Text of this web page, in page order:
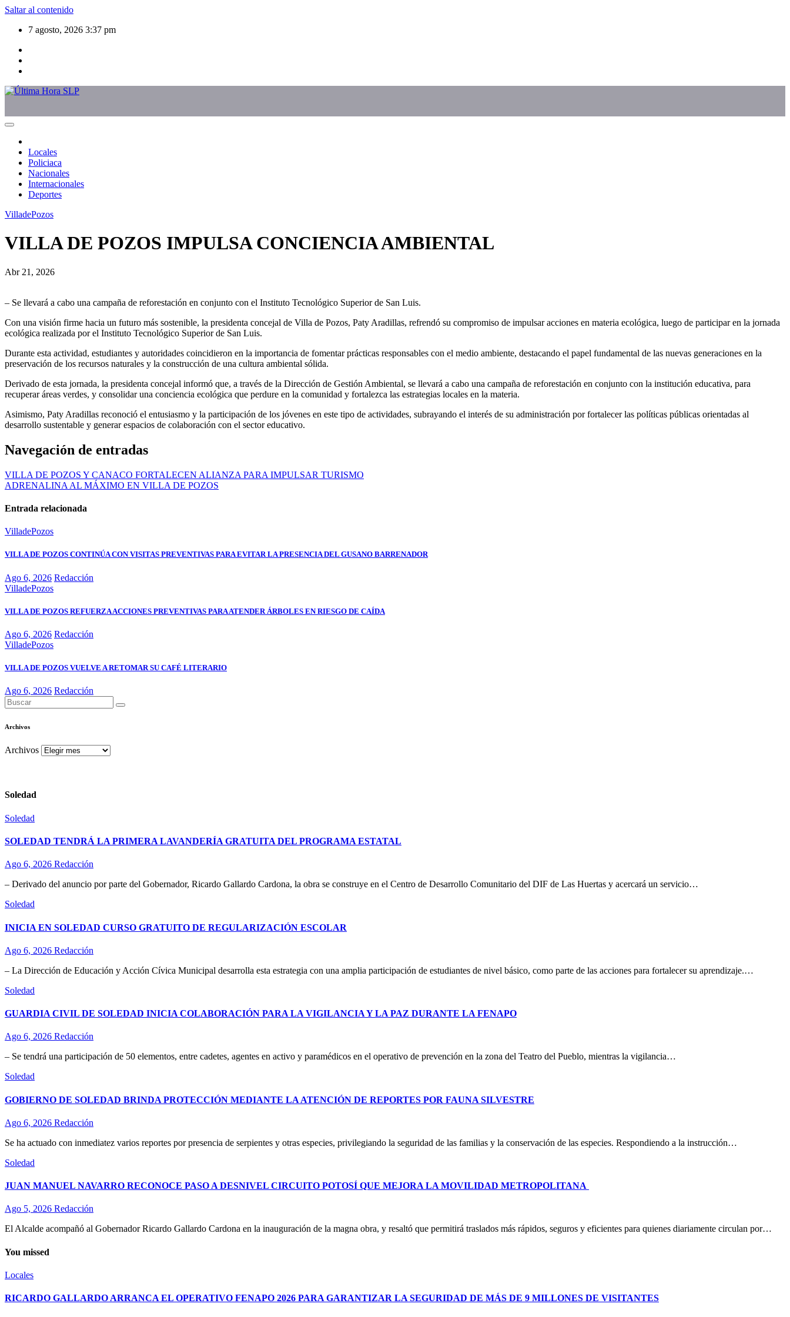
Saltar al contenido
7 agosto, 2026 3:37 pm
Locales
Policiaca
Nacionales
Internacionales
Deportes
VilladePozos
VILLA DE POZOS IMPULSA CONCIENCIA AMBIENTAL
Abr 21, 2026
– Se llevará a cabo una campaña de reforestación en conjunto con el Instituto Tecnológico Superior de San Luis.
Con una visión firme hacia un futuro más sostenible, la presidenta concejal de Villa de Pozos, Paty Aradillas, refrendó su compromiso de impulsar acciones en materia ecológica, luego de participar en la jornada
ecológica realizada por el Instituto Tecnológico Superior de San Luis.
Durante esta actividad, estudiantes y autoridades coincidieron en la importancia de fomentar prácticas responsables con el medio ambiente, destacando el papel fundamental de las nuevas generaciones en la
preservación de los recursos naturales y la construcción de una cultura ambiental sólida.
Derivado de esta jornada, la presidenta concejal informó que, a través de la Dirección de Gestión Ambiental, se llevará a cabo una campaña de reforestación en conjunto con la institución educativa, para
recuperar áreas verdes, y consolidar una conciencia ecológica que perdure en la comunidad y fortalezca las estrategias locales en la materia.
Asimismo, Paty Aradillas reconoció el entusiasmo y la participación de los jóvenes en este tipo de actividades, subrayando el interés de su administración por fortalecer las políticas públicas orientadas al
desarrollo sustentable y generar espacios de colaboración con el sector educativo.
Navegación de entradas
VILLA DE POZOS Y CANACO FORTALECEN ALIANZA PARA IMPULSAR TURISMO
ADRENALINA AL MÁXIMO EN VILLA DE POZOS
Entrada relacionada
VilladePozos
VILLA DE POZOS CONTINÚA CON VISITAS PREVENTIVAS PARA EVITAR LA PRESENCIA DEL GUSANO BARRENADOR
Ago 6, 2026 Redacción
VilladePozos
VILLA DE POZOS REFUERZA ACCIONES PREVENTIVAS PARA ATENDER ÁRBOLES EN RIESGO DE CAÍDA
Ago 6, 2026 Redacción
VilladePozos
VILLA DE POZOS VUELVE A RETOMAR SU CAFÉ LITERARIO
Ago 6, 2026 Redacción
Archivos
Archivos
Soledad
Soledad
SOLEDAD TENDRÁ LA PRIMERA LAVANDERÍA GRATUITA DEL PROGRAMA ESTATAL
Ago 6, 2026 Redacción
– Derivado del anuncio por parte del Gobernador, Ricardo Gallardo Cardona, la obra se construye en el Centro de Desarrollo Comunitario del DIF de Las Huertas y acercará un servicio…
Soledad
INICIA EN SOLEDAD CURSO GRATUITO DE REGULARIZACIÓN ESCOLAR
Ago 6, 2026 Redacción
– La Dirección de Educación y Acción Cívica Municipal desarrolla esta estrategia con una amplia participación de estudiantes de nivel básico, como parte de las acciones para fortalecer su aprendizaje.…
Soledad
GUARDIA CIVIL DE SOLEDAD INICIA COLABORACIÓN PARA LA VIGILANCIA Y LA PAZ DURANTE LA FENAPO
Ago 6, 2026 Redacción
– Se tendrá una participación de 50 elementos, entre cadetes, agentes en activo y paramédicos en el operativo de prevención en la zona del Teatro del Pueblo, mientras la vigilancia…
Soledad
GOBIERNO DE SOLEDAD BRINDA PROTECCIÓN MEDIANTE LA ATENCIÓN DE REPORTES POR FAUNA SILVESTRE
Ago 6, 2026 Redacción
Se ha actuado con inmediatez varios reportes por presencia de serpientes y otras especies, privilegiando la seguridad de las familias y la conservación de las especies. Respondiendo a la instrucción…
Soledad
JUAN MANUEL NAVARRO RECONOCE PASO A DESNIVEL CIRCUITO POTOSÍ QUE MEJORA LA MOVILIDAD METROPOLITANA
Ago 5, 2026 Redacción
El Alcalde acompañó al Gobernador Ricardo Gallardo Cardona en la inauguración de la magna obra, y resaltó que permitirá traslados más rápidos, seguros y eficientes para quienes diariamente circulan por…
You missed
Locales
RICARDO GALLARDO ARRANCA EL OPERATIVO FENAPO 2026 PARA GARANTIZAR LA SEGURIDAD DE MÁS DE 9 MILLONES DE VISITANTES